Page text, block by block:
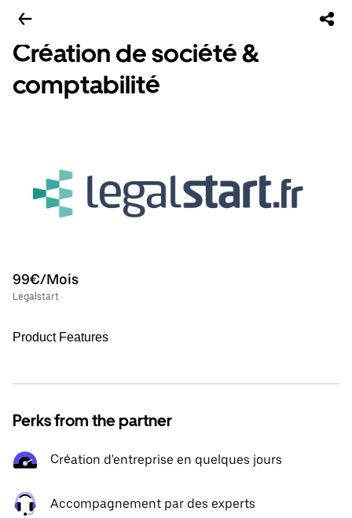
Création de société &
comptabilité
99€/Mois
Legalstart
Product Features
Perks from the partner
Création d'entreprise en quelques jours
Accompagnement par des experts